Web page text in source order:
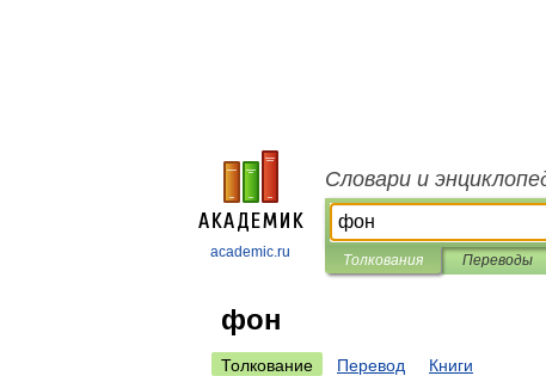
academic.ru
Словари и
Толкования Переводы
фон
Толкование Перевод Книги